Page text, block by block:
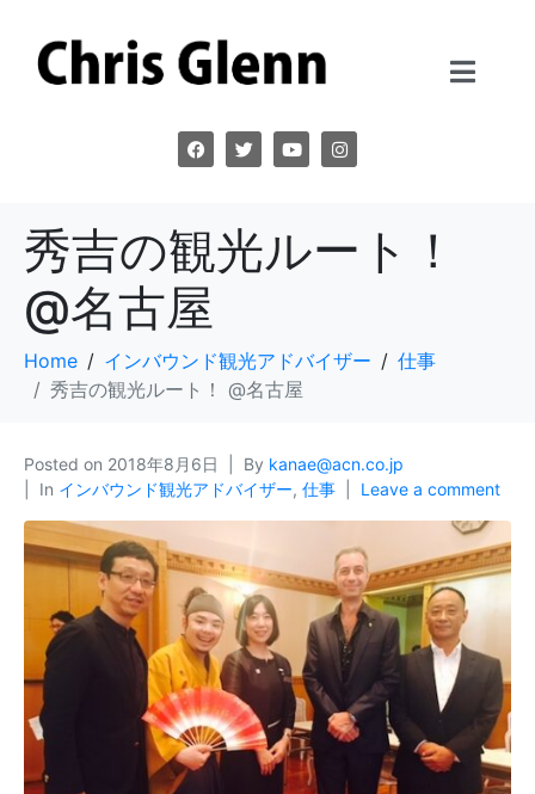
秀吉の観光ルート！
@名古屋
Home インバウンド観光アドバイザー
仕事
秀吉の観光ルート！ @名古屋
Posted on 2018年8月6日 By kanae@acn.co.jp
In インバウンド観光アドバイザー, 仕事 Leave a comment